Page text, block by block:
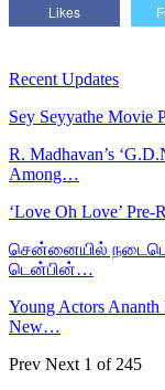
Likes
Recent Updates
Sey Seyyathe Movie
R. Madhavan’s
Among…
‘Love Oh Love’ Pre-
சென்னையில்
டென்பின்…
Young Actors
New…
Prev Next 1 of 245